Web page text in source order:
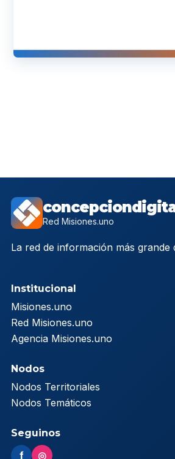
Red Misiones.uno
La red de información más grande
Institucional
Misiones.uno
Red Misiones.uno
Agencia Misiones.uno
Nodos
Nodos Territoriales
Nodos Temáticos
Seguinos
f ◎